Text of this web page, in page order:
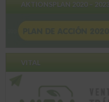
AKTIONSPLAN 2020 – 2023
VITAL